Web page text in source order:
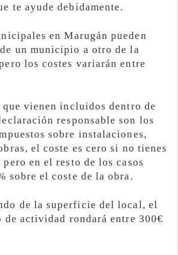
te ayude debidamente.
en Marugán pueden
un municipio a otro de la
los costes variarán entre
vienen incluidos dentro de
responsable son los
sobre instalaciones,
el coste es cero si no tienes
en el resto de los casos
sobre el coste de la obra.
de la superficie del local, el
de actividad rondará entre 300€